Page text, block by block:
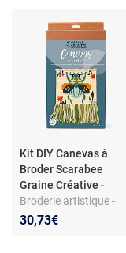
Kit DIY Canevas à
Broder Scarabee
Graine Créative -
Broderie artistique -
Canevas imprimé -
30,73€